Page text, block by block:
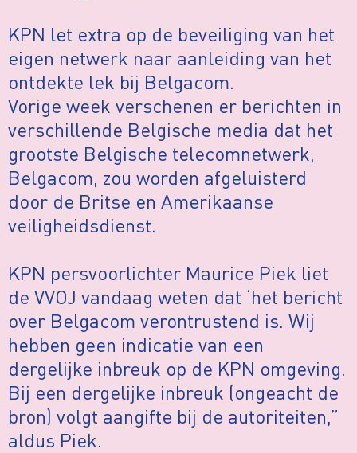
KPN let extra op de beveiliging van het
eigen netwerk naar aanleiding van het
ontdekte lek bij Belgacom.
Vorige week verschenen er berichten in
verschillende Belgische media dat het
grootste Belgische telecomnetwerk,
Belgacom, zou worden afgeluisterd
door de Britse en Amerikaanse
veiligheidsdienst.
KPN persvoorlichter Maurice Piek liet
de VVOJ vandaag weten dat ‘het bericht
over Belgacom verontrustend is. Wij
hebben geen indicatie van een
dergelijke inbreuk op de KPN omgeving.
Bij een dergelijke inbreuk (ongeacht de
bron) volgt aangifte bij de autoriteiten,”
aldus Piek.